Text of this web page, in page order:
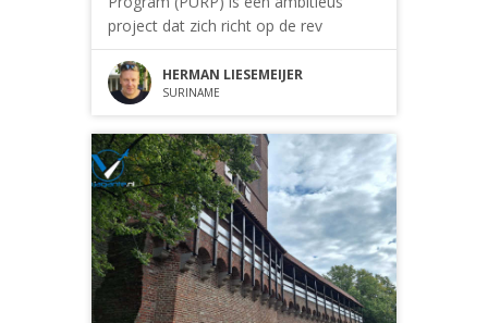
project dat zich richt op de rev
HERMAN LIESEMEIJER
SURINAME